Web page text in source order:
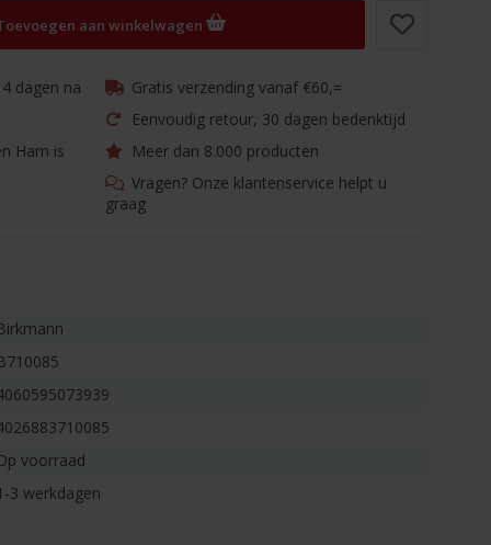
aan winkelwagen
dagen na
Gratis verzending vanaf €60,=
Eenvoudig retour, 30 dagen bedenktijd
Ham is
Meer dan 8.000 producten
Vragen? Onze klantenservice helpt u
graag
voorraad
3 werkdagen